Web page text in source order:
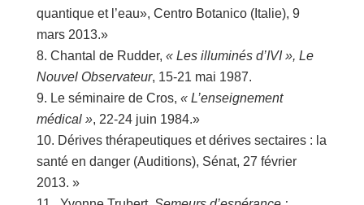
quantique et l’eau», Centro Botanico (Italie), 9
mars 2013.»
Chantal de Rudder, « Les illuminés d’IVI », Le
Nouvel Observateur, 15-21 mai 1987.
Le séminaire de Cros, « L’enseignement
médical », 22-24 juin 1984.»
Dérives thérapeutiques et dérives sectaires : la
santé en danger (Auditions), Sénat, 27 février
2013. »